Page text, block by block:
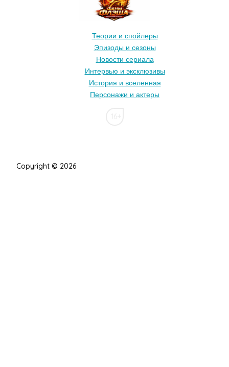
Теории и спойлеры
Эпизоды и сезоны
Новости сериала
Интервью и эксклюзивы
История и вселенная
Персонажи и актеры
Copyright © 2026